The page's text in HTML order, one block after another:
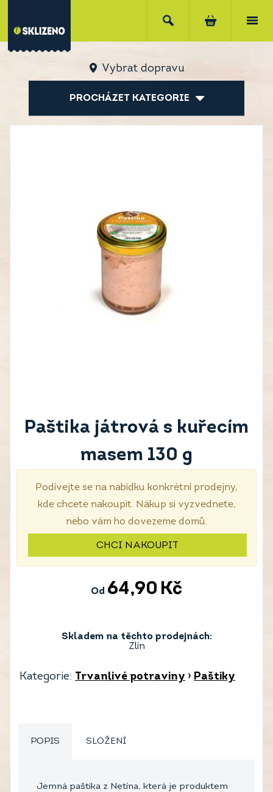
Vybrat dopravu
PROCHÁZET KATEGORIE
Paštika játrová s kuřecím
masem 130 g
Podívejte se na nabídku konkrétní prodejny,
kde chcete nakoupit. Nákup si vyzvednete,
nebo vám ho dovezeme domů.
CHCI NAKOUPIT
Od 64,90 Kč
Skladem na těchto prodejnách:
Zlín
Kategorie: Trvanlivé potraviny › Paštiky
POPIS SLOŽENÍ
Jemná paštika z Netína, která je produktem